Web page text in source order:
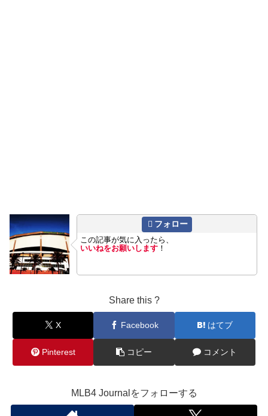
フォロー
この記事が気に入ったら、
いいねをお願いします ！
Share this ?
X Facebook はてブ
Pinterest コピー コメント
MLB4 Journalをフォローする